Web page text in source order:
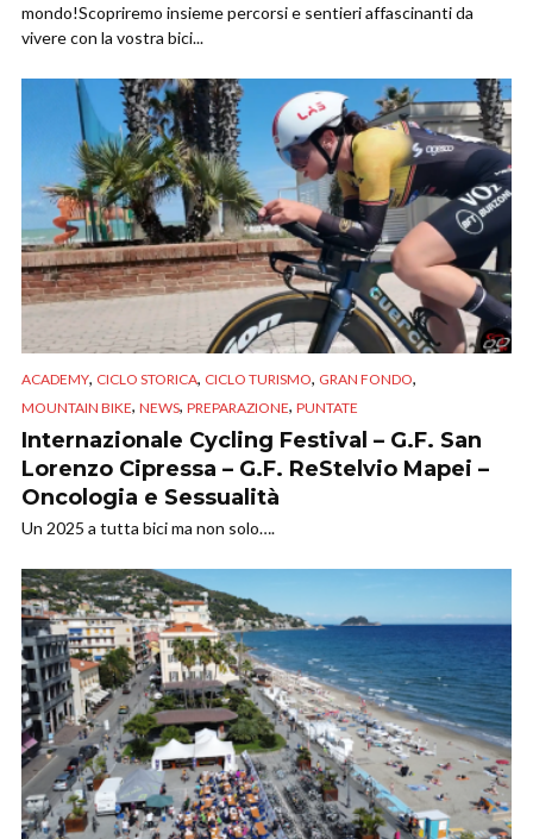
mondo!Scopriremo insieme percorsi e sentieri affascinanti da
vivere con la vostra bici...
ACADEMY, CICLO STORICA, CICLO TURISMO, GRAN FONDO,
MOUNTAIN BIKE, NEWS, PREPARAZIONE, PUNTATE
Internazionale Cycling Festival – G.F. San
Lorenzo Cipressa – G.F. ReStelvio Mapei –
Oncologia e Sessualità
Un 2025 a tutta bici ma non solo….